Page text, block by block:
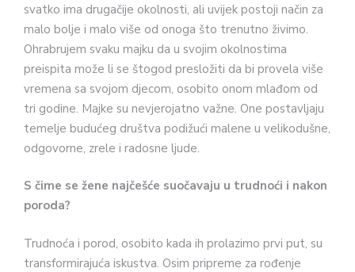
svatko ima drugačije okolnosti, ali uvijek postoji način za
malo bolje i malo više od onoga što trenutno živimo.
Ohrabrujem svaku majku da u svojim okolnostima
preispita može li se štogod presložiti da bi provela više
vremena sa svojom djecom, osobito onom mlađom od
tri godine. Majke su nevjerojatno važne. One postavljaju
temelje budućeg društva podižući malene u velikodušne,
odgovorne, zrele i radosne ljude.
S čime se žene najčešće suočavaju u trudnoći i nakon
poroda?
Trudnoća i porod, osobito kada ih prolazimo prvi put, su
transformirajuća iskustva. Osim pripreme za rođenje